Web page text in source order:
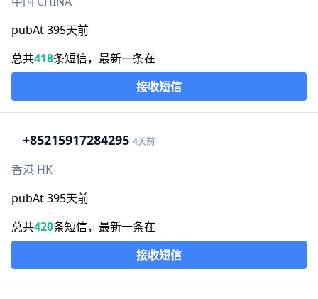
pubAt 395天前
总共418条短信，最新一条在
接收短信
+85215917284295 4天前
香港 HK
pubAt 395天前
总共420条短信，最新一条在
接收短信